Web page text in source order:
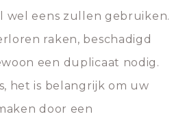
wel eens zullen gebruiken.
raken, beschadigd
een duplicaat nodig.
het is belangrijk om uw
door een